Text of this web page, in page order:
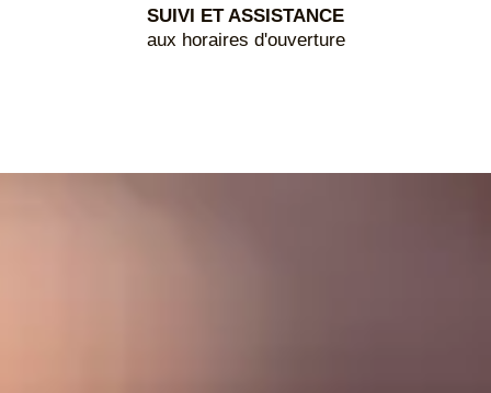
SUIVI ET ASSISTANCE
aux horaires d'ouverture